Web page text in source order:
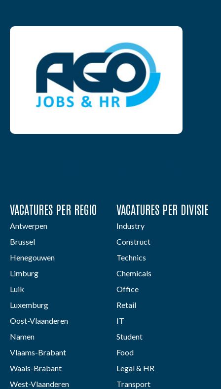
VACATURES PER REGIO
Antwerpen
Brussel
Henegouwen
Limburg
Luik
Luxemburg
Oost-Vlaanderen
Namen
Vlaams-Brabant
Waals-Brabant
West-Vlaanderen
VACATURES PER DIVISIE
Industry
Construct
Technics
Chemicals
Office
Retail
IT
Student
Food
Legal & HR
Transport